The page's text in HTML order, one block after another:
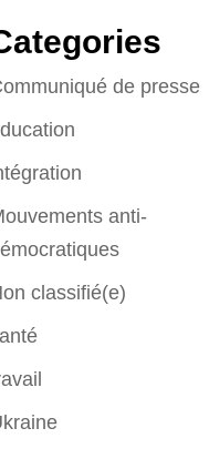
de presse
anti-
classifié(e)